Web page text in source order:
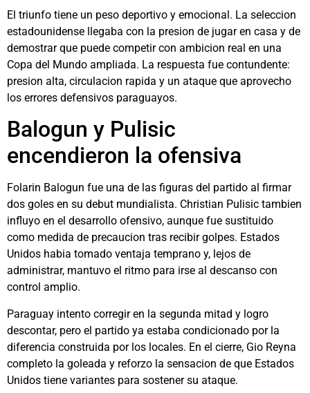
El triunfo tiene un peso deportivo y emocional. La seleccion
estadounidense llegaba con la presion de jugar en casa y de
demostrar que puede competir con ambicion real en una
Copa del Mundo ampliada. La respuesta fue contundente:
presion alta, circulacion rapida y un ataque que aprovecho
los errores defensivos paraguayos.
Balogun y Pulisic
encendieron la ofensiva
Folarin Balogun fue una de las figuras del partido al firmar
dos goles en su debut mundialista. Christian Pulisic tambien
influyo en el desarrollo ofensivo, aunque fue sustituido
como medida de precaucion tras recibir golpes. Estados
Unidos habia tomado ventaja temprano y, lejos de
administrar, mantuvo el ritmo para irse al descanso con
control amplio.
Paraguay intento corregir en la segunda mitad y logro
descontar, pero el partido ya estaba condicionado por la
diferencia construida por los locales. En el cierre, Gio Reyna
completo la goleada y reforzo la sensacion de que Estados
Unidos tiene variantes para sostener su ataque.